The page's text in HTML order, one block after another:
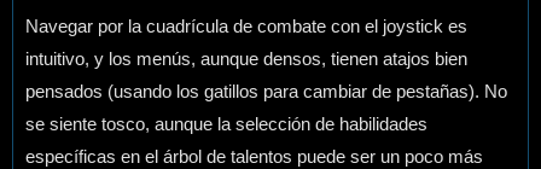
Navegar por la cuadrícula de combate con el joystick es
intuitivo, y los menús, aunque densos, tienen atajos bien
pensados (usando los gatillos para cambiar de pestañas). No
se siente tosco, aunque la selección de habilidades
específicas en el árbol de talentos puede ser un poco más